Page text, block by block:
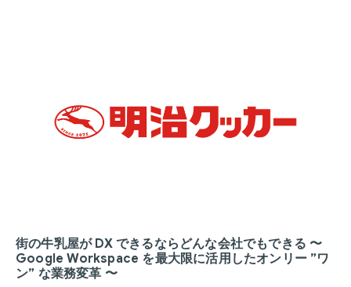
街の牛乳屋が DX できるならどんな会社でもできる 〜
Google Workspace を最大限に活用したオンリー ”ワ
ン” な業務変革 〜